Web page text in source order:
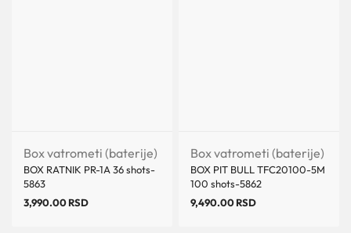
Box vatrometi (baterije)
BOX RATNIK PR-1A 36 shots-
5863
3,990.00RSD
Box vatrometi (baterije)
BOX PIT BULL TFC20100-5M
100 shots-5862
9,490.00RSD